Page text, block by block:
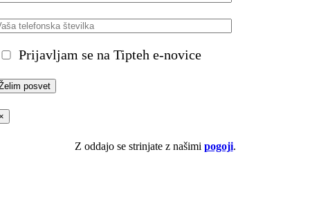
Prijavljam se na Tipteh e-novice
Z oddajo se strinjate z našimi pogoji.